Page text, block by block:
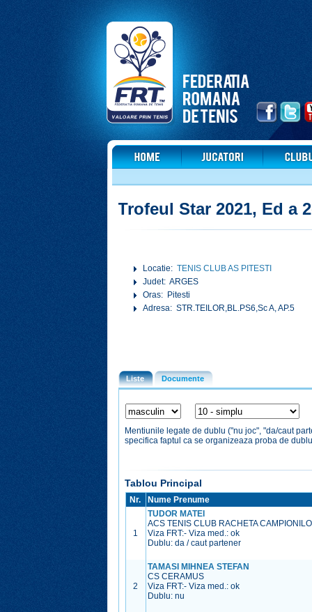
Trofeul Star 2021, Ed a
Locatie:TENIS CLUB AS PITESTI
Judet: ARGES
Oras: Pitesti
Adresa: STR.TEILOR,BL.PS6,Sc A, AP.5
Liste Documente
Mentiunile legate de dublu ("nu joc", "da/caut
specifica faptul ca se organizeaza proba de
Tablou Principal
Nr. Nume Prenume
1
TUDOR MATEI
ACS TENIS CLUB RACHETA
Viza FRT:- Viza med.:ok
Dublu: da / caut partener
2
TAMASI MIHNEA STEFAN
CS CERAMUS
Viza FRT:- Viza med.:ok
Dublu: nu